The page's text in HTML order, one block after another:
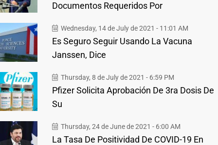
Documentos Requeridos Por
Wednesday, 14 de July de 2021 - 11:01 AM
Es Seguro Seguir Usando La Vacuna
Janssen, Dice
Thursday, 8 de July de 2021 - 6:59 PM
Pfizer Solicita Aprobación De 3ra Dosis De
Su
Thursday, 24 de June de 2021 - 6:00 AM
La Tasa De Positividad De COVID-19 En